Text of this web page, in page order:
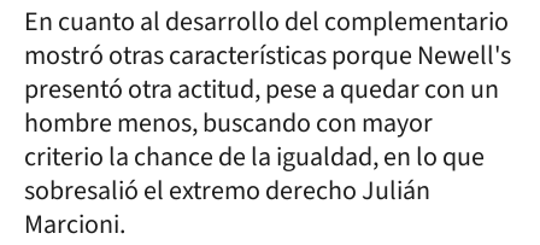
En cuanto al desarrollo del complementario
mostró otras características porque Newell's
presentó otra actitud, pese a quedar con un
hombre menos, buscando con mayor
criterio la chance de la igualdad, en lo que
sobresalió el extremo derecho Julián
Marcioni.